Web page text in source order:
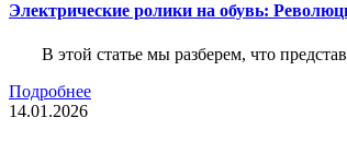
Электрические ролики на обувь:
В этой статье мы разберем, что
Подробнее
14.01.2026